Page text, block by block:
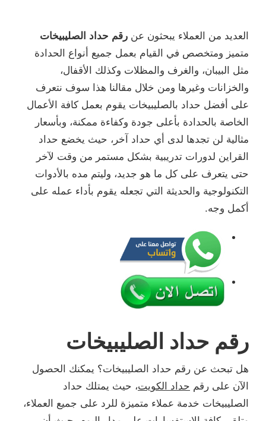
العديد من العملاء يبحثون عن رقم حداد الصليبيخات
متميز ومتخصص في القيام بعمل جميع أنواع الحدادة
مثل البيبان، والغرف والمظلات وكذلك الأقفال،
والخزانات وغيرها ومن خلال مقالنا هذا سوف نتعرف
على أفضل حداد بالصليبيخات يقوم بعمل كافة الأعمال
الخاصة بالحدادة بأعلى جودة وكفاءة ممكنة، وبأسعار
مثالية لن تجدها لدى أي حداد آخر، حيث يخضع حداد
القراين لدورات تدريبية بشكل مستمر من وقت لآخر
حتى يتعرف على كل ما هو جديد، وليتم مده بالأدوات
التكنولوجية والحديثة التي تجعله يقوم بأداء عمله على
أكمل وجه.
رقم حداد الصليبيخات
هل تبحث عن رقم حداد الصليبيخات؟ يمكنك الحصول
الآن على رقم حداد الكويت، حيث يمتلك حداد
الصليبيخات خدمة عملاء متميزة للرد على جميع العملاء،